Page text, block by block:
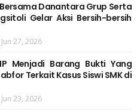
Bersama Danantara Grup Serta
Gelar Aksi Bersih-bersih
Jun 27, 2026
Menjadi Barang Bukti Yang
Terkait Kasus Siswi SMK di
Jun 23, 2026